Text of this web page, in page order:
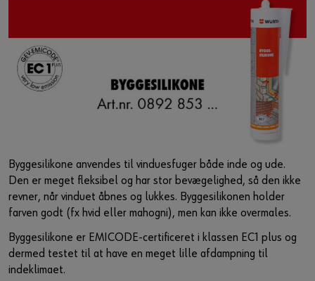
Byggesilikone anvendes til vinduesfuger både inde og ude.
Den er meget fleksibel og har stor bevægelighed, så den ikke
revner, når vinduet åbnes og lukkes. Byggesilikonen holder
farven godt (fx hvid eller mahogni), men kan ikke overmales.
Byggesilikone er EMICODE-certificeret i klassen EC1 plus og
dermed testet til at have en meget lille afdampning til
indeklimaet.